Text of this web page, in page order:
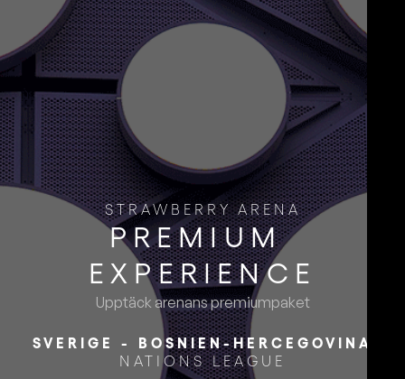
STRAWBERRY ARENA
PREMIUM ​
EXPERIENCE
Upptäck arenans premiumpaket
SVERIGE - BOSNIEN-HERCEGOVINA
NATIONS LEAGUE